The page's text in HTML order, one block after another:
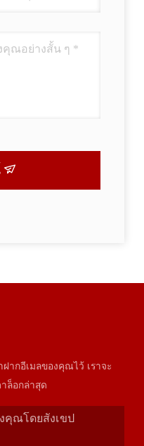
ากอีเมลของคุณไว้ เราจะ
นอแคตตาล็อกล่าสุด